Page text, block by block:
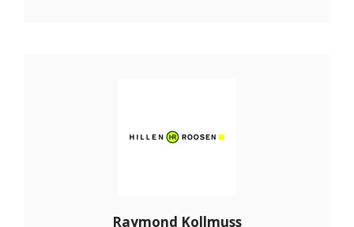
Raymond Kollmuss